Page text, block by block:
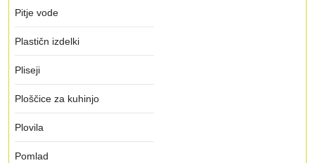
Pitje vode
Plastičn izdelki
Pliseji
Ploščice za kuhinjo
Plovila
Pomlad